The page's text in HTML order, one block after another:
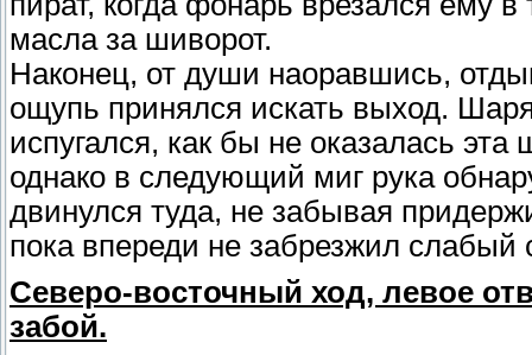
масла за шиворот.
Наконец, от души наоравшись,
ощупь принялся искать выход.
испугался, как бы не оказалась
однако в следующий миг рука
двинулся туда, не забывая
пока впереди не забрезжил слабый
Северо-восточный ход, левое
забой.